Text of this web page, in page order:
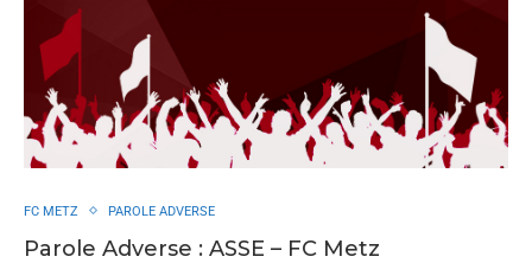
FC METZ PAROLE ADVERSE
Parole Adverse : ASSE – FC Metz